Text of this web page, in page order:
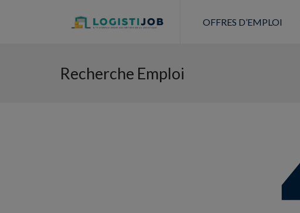
OFFRES D’EMPLOI
Recherche Emploi